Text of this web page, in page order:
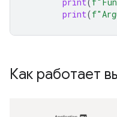
print(f
Как работает